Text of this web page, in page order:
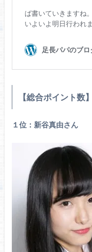
【総合ポイント数】
１位：新谷真由さん